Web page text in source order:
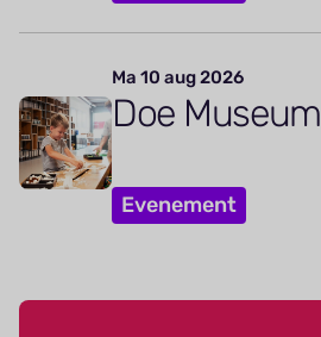
Ma 10 aug 2026
Doe Museum
Evenement